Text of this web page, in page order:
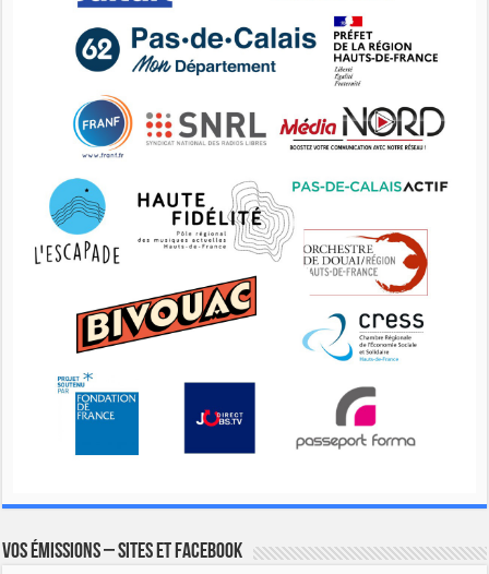
Vos émissions – Sites et Facebook